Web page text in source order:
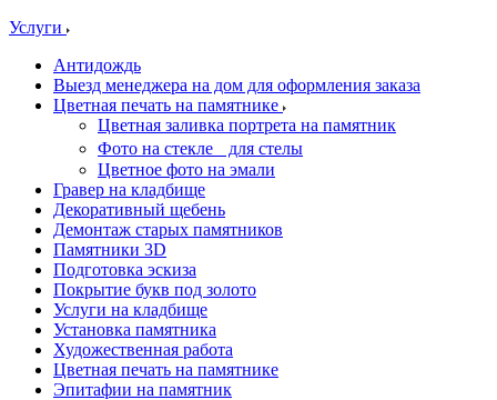
Услуги
Антидождь
Выезд менеджера на дом для оформления заказа
Цветная печать на памятнике
Цветная заливка портрета на памятник
Фото на стекле для стелы
Цветное фото на эмали
Гравер на кладбище
Декоративный щебень
Демонтаж старых памятников
Памятники 3D
Подготовка эскиза
Покрытие букв под золото
Услуги на кладбище
Установка памятника
Художественная работа
Цветная печать на памятнике
Эпитафии на памятник